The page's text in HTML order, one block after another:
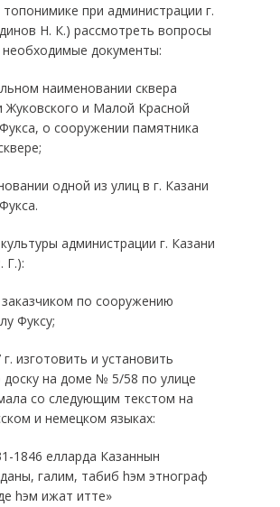
при администрации г.
Н. К.) рассмотреть вопросы
документы:
наименовании сквера
Жуковского и Малой Красной
о сооружении памятника
одной из улиц в г. Казани
администрации г. Казани
Г.):
по сооружению
Фуксу;
изготовить и установить
на доме № 5/58 по улице
со следующим текстом на
и немецком языках:
1846 елларда Казаннын
галим, табиб hэм этнограф
hэм ижат итте»